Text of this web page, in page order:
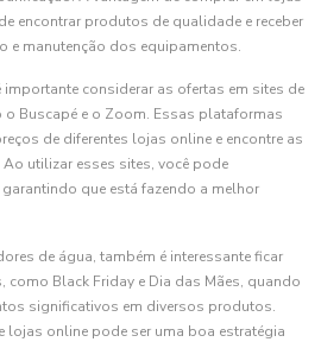
encontrar produtos de qualidade e receber
e manutenção dos equipamentos.
considerar as ofertas em sites de
Buscapé e o Zoom. Essas plataformas
de diferentes lojas online e encontre as
utilizar esses sites, você pode
que está fazendo a melhor
de água, também é interessante ficar
Black Friday e Dia das Mães, quando
significativos em diversos produtos.
lojas online pode ser uma boa estratégia